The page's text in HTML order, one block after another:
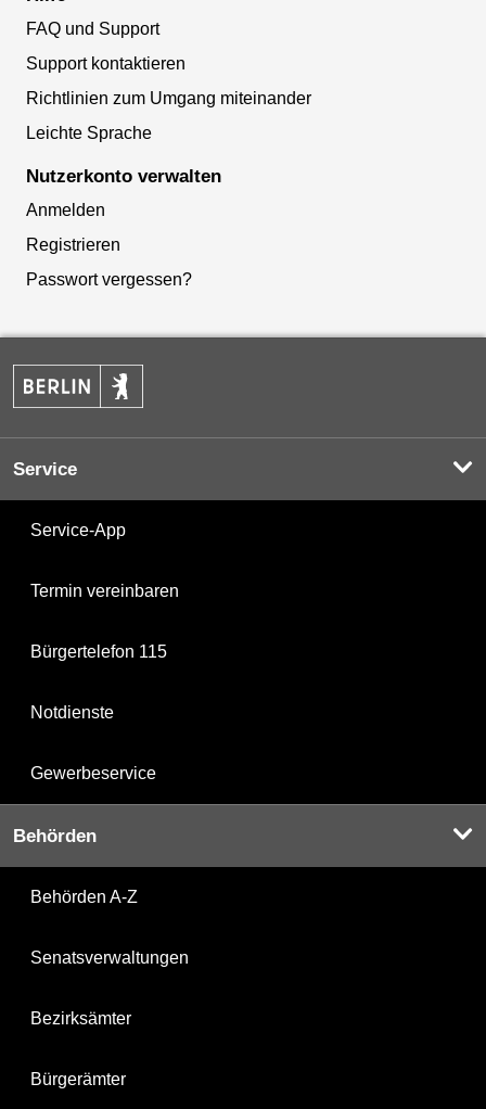
FAQ und Support
Support kontaktieren
Richtlinien zum Umgang miteinander
Leichte Sprache
Nutzerkonto verwalten
Anmelden
Registrieren
Passwort vergessen?
Service
Service-App
Termin vereinbaren
Bürgertelefon 115
Notdienste
Gewerbeservice
Behörden
Behörden A-Z
Senatsverwaltungen
Bezirksämter
Bürgerämter